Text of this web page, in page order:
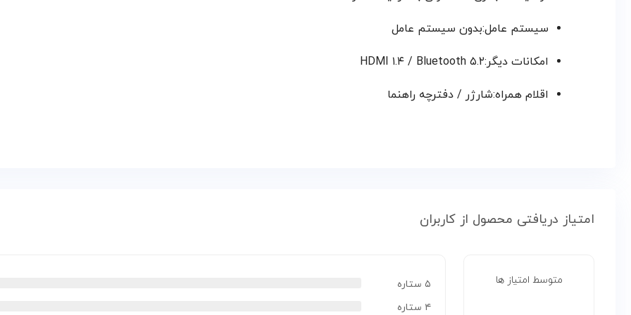
سیستم عامل:بدون سیستم عامل
امکانات دیگر:HDMI ۱.۴ / Bluetooth ۵.۲
اقلام همراه:شارژر / دفترچه راهنما
امتیاز دریافتی محصول از کاربران
متوسط امتیاز ها
۵ ستاره
۴ ستاره